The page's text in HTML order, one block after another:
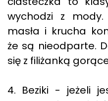
wychodzi z
masła i krucha
że są nieodparte.
się z filiżanką
4. Beziki - jeżeli